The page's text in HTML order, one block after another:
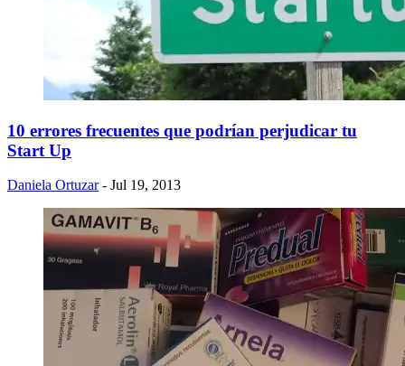
10 errores frecuentes que podrían perjudicar tu
Start Up
Daniela Ortuzar - Jul 19, 2013